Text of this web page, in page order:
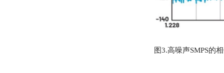
图3.高噪声SMPS的